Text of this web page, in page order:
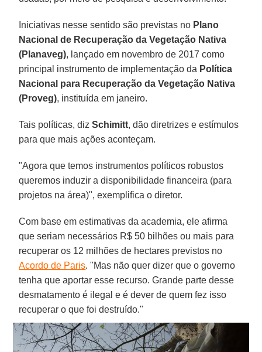
Iniciativas nesse sentido são previstas no Plano
Nacional de Recuperação da Vegetação Nativa
(Planaveg), lançado em novembro de 2017 como
principal instrumento de implementação da Política
Nacional para Recuperação da Vegetação Nativa
(Proveg), instituída em janeiro.
Tais políticas, dizSchimitt, dão diretrizes e estímulos
para que mais ações aconteçam.
"Agora que temos instrumentos políticos robustos
queremos induzir a disponibilidade financeira (para
projetos na área)", exemplifica o diretor.
Com base em estimativas da academia, ele afirma
que seriam necessários R$ 50 bilhões ou mais para
recuperar os 12 milhões de hectares previstos no
Acordo de Paris. "Mas não quer dizer que o governo
tenha que aportar esse recurso. Grande parte desse
desmatamento é ilegal e é dever de quem fez isso
recuperar o que foi destruído."